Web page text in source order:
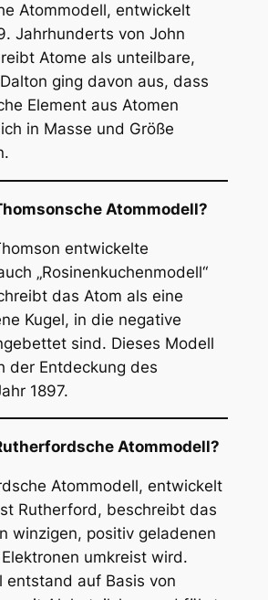
Atommodell, entwickelt
Jahrhunderts von John
Atome als unteilbare,
ging davon aus, dass
Element aus Atomen
in Masse und Größe
Atommodell?
entwickelte
„Rosinenkuchenmodell“
das Atom als eine
Kugel, in die negative
sind. Dieses Modell
der Entdeckung des
1897.
Atommodell?
Atommodell, entwickelt
Rutherford, beschreibt das
winzigen, positiv geladenen
umkreist wird.
entstand auf Basis von